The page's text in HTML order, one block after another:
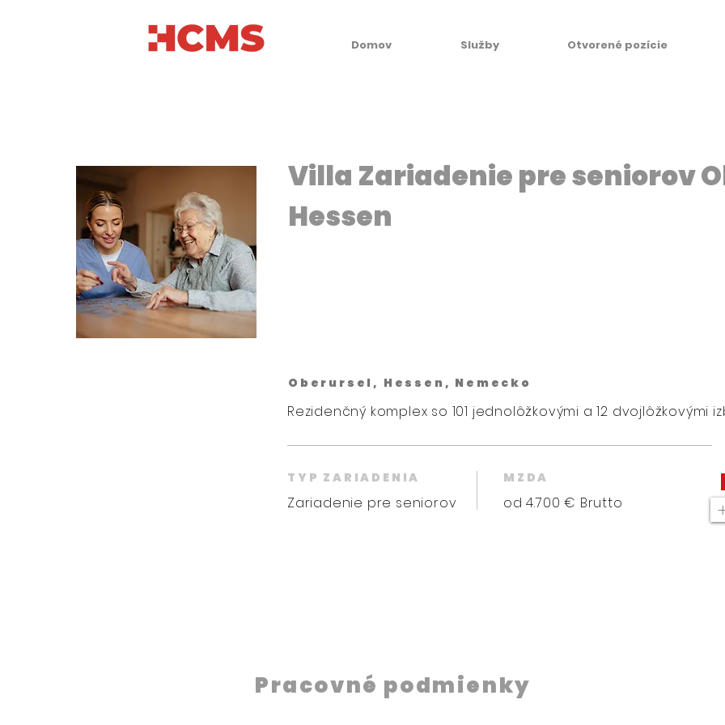
Domov Služby Otvorené pozície
Villa Zariadenie pre seniorov
Hessen
Oberursel, Hessen, Nemecko
Rezidenčný komplex so 101 jednolôžkovými a 12 dvojlôžkovými
TYP ZARIADENIA
Zariadenie pre seniorov
MZDA
od 4.700 € Brutto
Pracovné podmienky